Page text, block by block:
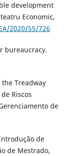
development
Economic,
2020/55/726
bureaucracy.
Treadway
Riscos
de
de
de Mestrado,